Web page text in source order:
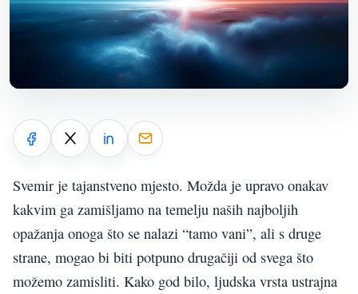
Svemir je tajanstveno mjesto. Možda je upravo onakav
kakvim ga zamišljamo na temelju naših najboljih
opažanja onoga što se nalazi “tamo vani”, ali s druge
strane, mogao bi biti potpuno drugačiji od svega što
možemo zamisliti. Kako god bilo, ljudska vrsta ustrajna